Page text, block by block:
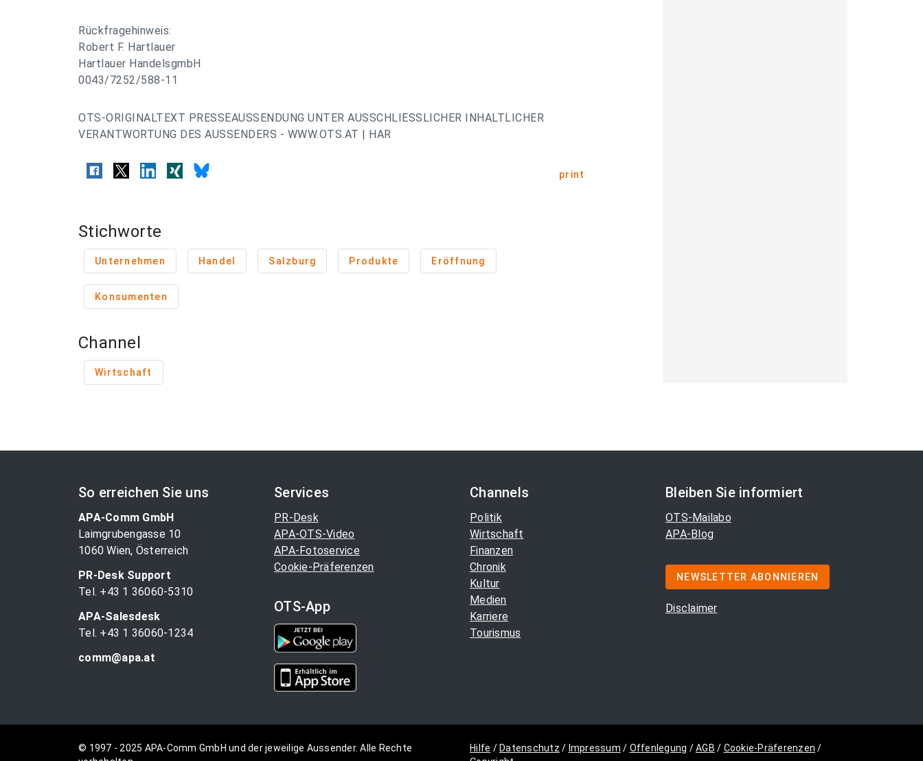
Rückfragehinweis:
Robert F. Hartlauer
Hartlauer HandelsgmbH
0043/7252/588-11
OTS-ORIGINALTEXT PRESSEAUSSENDUNG UNTER AUSSCHLIESSLICHER INHALTLICHER
VERANTWORTUNG DES AUSSENDERS - WWW.OTS.AT | HAR
print
Stichworte
Unternehmen Handel Salzburg Produkte Eröffnung
Konsumenten
Channel
Wirtschaft
So erreichen Sie uns
APA-Comm GmbH
Laimgrubengasse 10
1060 Wien, Österreich
PR-Desk Support
Tel. +43 1 36060-5310
APA-Salesdesk
Tel. +43 1 36060-1234
comm@apa.at
Services
PR-Desk
APA-OTS-Video
APA-Fotoservice
Cookie-Präferenzen
OTS-App
Channels
Politik
Wirtschaft
Finanzen
Chronik
Kultur
Medien
Karriere
Tourismus
Bleiben Sie informiert
OTS-Mailabo
APA-Blog
NEWSLETTER ABONNIEREN
Disclaimer
© 1997 - 2025 APA-Comm GmbH und der jeweilige Aussender. Alle Rechte
Hilfe / Datenschutz / Impressum / Offenlegung /AGB / Cookie-Präferenzen /